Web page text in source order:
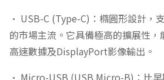
• USB-C (Type-C)：橢圓形設計，
的市場主流。它具備極高的擴展性，
高速數據及DisplayPort影像輸出。
• Micro-USB (USB Micro-B)：比早